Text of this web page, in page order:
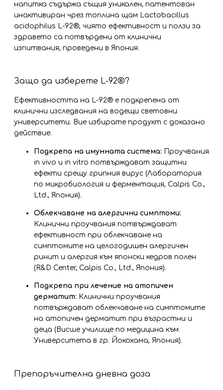
напитка съдържа същия уникален, патентован
инактивиран чрез топлина щам Lactobacillus
acidophilus L-92®, чиято ефективност и ползи за
здравето са потвърдени от клинични
изпитвания, проведени в Япония.
Защо да изберете L-92®?
Ефективността на L-92® е подкрепена от
клинични изследвания на водещи световни
университети. Вие избирате продукт с доказано
действие.
Подкрепа на имунната система: Проучвания
in vivo и in vitro потвърждават защитни
ефекти срещу грипния вирус (Лаборатория
по микробиология и ферментация, Calpis Co.,
Ltd., Япония).
Облекчаване на алергични симптоми:
Клинични проучвания потвърждават
ефективност при облекчаване на
симптомите на целогодишен алергичен
ринит и алергия към японски кедров полен
(R&D Center, Calpis Co., Ltd., Япония).
Подкрепа при лечение на атопичен
дерматит: Клинични проучвания
потвърждават облекчаване на симптомите
на атопичен дерматит при възрастни и
деца (Висше училище по медицина към
Университета в гр. Йокохама, Япония).
Препоръчителна дневна доза